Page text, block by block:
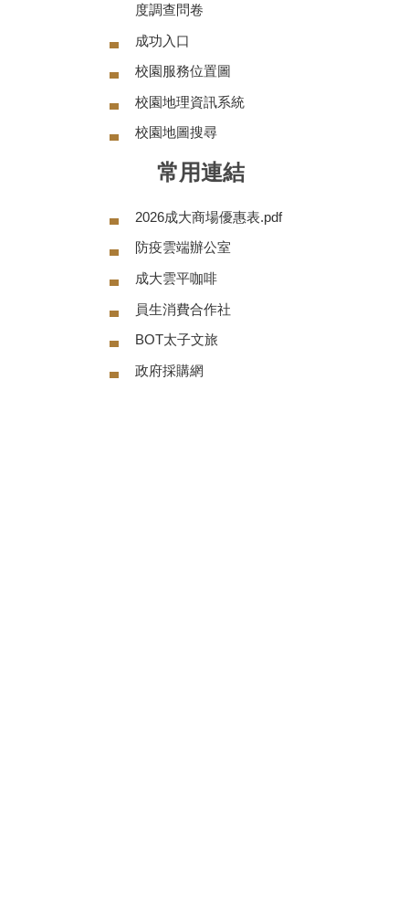
度調查問卷
成功入口
校園服務位置圖
校園地理資訊系統
校園地圖搜尋
常用連結
2026成大商場優惠表.pdf
防疫雲端辦公室
成大雲平咖啡
員生消費合作社
BOT太子文旅
政府採購網